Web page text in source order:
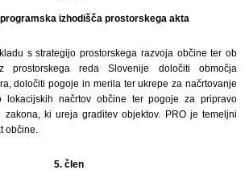
izhodišča prostorskega akta
s strategijo prostorskega razvoja občine ter ob
prostorskega reda Slovenije določiti območja
določiti pogoje in merila ter ukrepe za načrtovanje
lokacijskih načrtov občine ter pogoje za pripravo
zakona, ki ureja graditev objektov. PRO je temeljni
občine.
5. člen